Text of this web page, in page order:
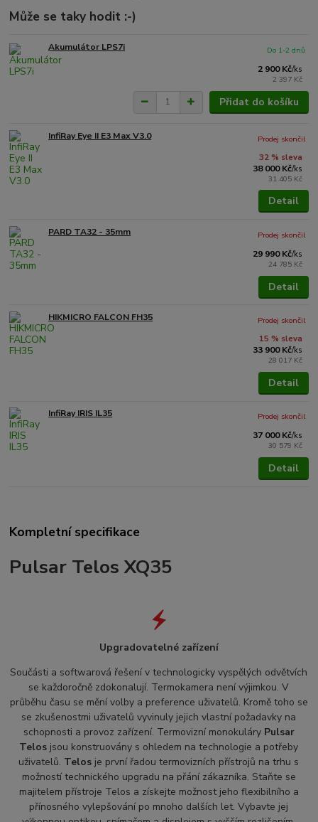
Může se taky hodit :-)
Akumulátor LPS7i
2 900 Kč/ks
2 397 Kč
Do 1-2 dnů
Přidat do košíku
InfiRay Eye II E3 Max V3.0
32 % sleva
38 000 Kč/ks
31 405 Kč
Prodej skončil
Detail
PARD TA32 - 35mm
29 990 Kč/ks
24 785 Kč
Prodej skončil
Detail
HIKMICRO FALCON FH35
15 % sleva
33 900 Kč/ks
28 017 Kč
Prodej skončil
Detail
InfiRay IRIS IL35
37 000 Kč/ks
30 579 Kč
Prodej skončil
Detail
Kompletní specifikace
Pulsar Telos XQ35
Upgradovatelné zařízení
Součásti a softwarová řešení v technologicky vyspělých odvětvích
se každoročně zdokonalují. Termokamera není výjimkou. V
průběhu času se mění volby a preference uživatelů. Kromě toho se
se zkušenostmi uživatelů vyvinuly jejich vlastní požadavky na
schopnosti a provoz zařízení. Termovizní monokuláry Pulsar
Telos jsou konstruovány s ohledem na technologie a potřeby
uživatelů. Telos je první řadou termovizních přístrojů na trhu s
možností technického upgradu na přání zákazníka. Staňte se
majitelem přístroje Telos a získejte možnost jeho flexibilního a
přínosného vylepšování po mnoho dalších let. Vybavte jej